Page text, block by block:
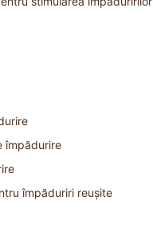
împădurire
împăduriri reușite